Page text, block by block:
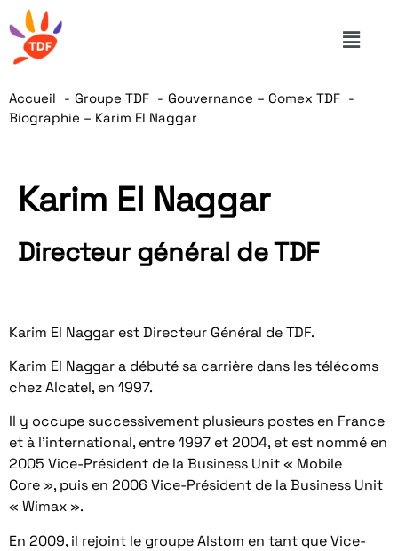
Accueil Groupe TDF
Gouvernance – Comex TDF
Biographie – Karim El Naggar
Karim El Naggar
Directeur général de TDF
Karim El Naggar est Directeur Général de TDF.
Karim El Naggar a débuté sa carrière dans les télécoms
chez Alcatel, en 1997.
Il y occupe successivement plusieurs postes en France
et à l’international, entre 1997 et 2004, et est nommé en
2005 Vice-Président de la Business Unit « Mobile
Core », puis en 2006 Vice-Président de la Business Unit
« Wimax ».
En 2009, il rejoint le groupe Alstom en tant que Vice-